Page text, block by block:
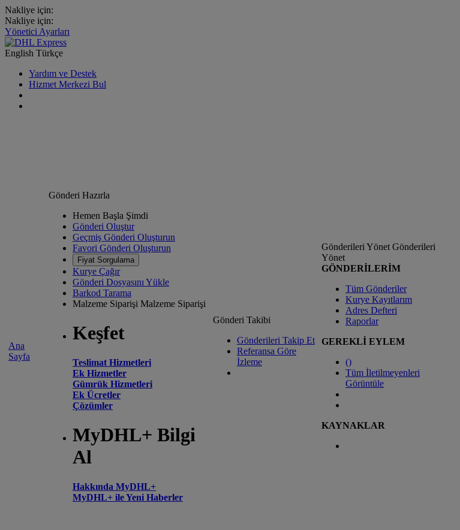
Nakliye için:
Nakliye için:
Yönetici Ayarları
English Türkçe
Yardım ve Destek
Hizmet Merkezi Bul
Ana
Sayfa
Gönderi Hazırla
Hemen Başla Şimdi
Gönderi Oluştur
Geçmiş Gönderi Oluşturun
Favori Gönderi Oluşturun
Fiyat Sorgulama
Kurye Çağır
Gönderi Dosyasını Yükle
Barkod Tarama
Malzeme Siparişi Malzeme Siparişi
Keşfet
Teslimat Hizmetleri
Ek Hizmetler
Gümrük Hizmetleri
Ek Ücretler
Çözümler
MyDHL+ Bilgi
Al
Hakkında MyDHL+
MyDHL+ ile Yeni Haberler
Gönderi Takibi
Gönderileri Takip Et
Referansa Göre
İzleme
Gönderileri Yönet Gönderileri
Yönet
GÖNDERİLERİM
Tüm Gönderiler
Kurye Kayıtlarım
Adres Defteri
Raporlar
GEREKLİ EYLEM
()
Tüm İletilmeyenleri
Görüntüle
KAYNAKLAR